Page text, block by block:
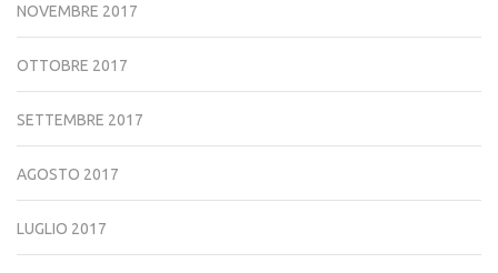
NOVEMBRE 2017
OTTOBRE 2017
SETTEMBRE 2017
AGOSTO 2017
LUGLIO 2017